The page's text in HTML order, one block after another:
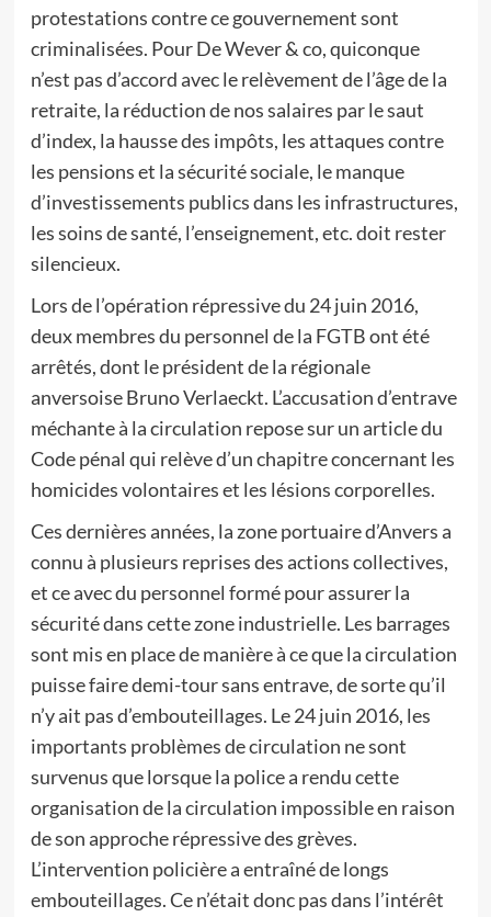
protestations contre ce gouvernement sont
criminalisées. Pour De Wever & co, quiconque
n’est pas d’accord avec le relèvement de l’âge de la
retraite, la réduction de nos salaires par le saut
d’index, la hausse des impôts, les attaques contre
les pensions et la sécurité sociale, le manque
d’investissements publics dans les infrastructures,
les soins de santé, l’enseignement, etc. doit rester
silencieux.
Lors de l’opération répressive du 24 juin 2016,
deux membres du personnel de la FGTB ont été
arrêtés, dont le président de la régionale
anversoise Bruno Verlaeckt. L’accusation d’entrave
méchante à la circulation repose sur un article du
Code pénal qui relève d’un chapitre concernant les
homicides volontaires et les lésions corporelles.
Ces dernières années, la zone portuaire d’Anvers a
connu à plusieurs reprises des actions collectives,
et ce avec du personnel formé pour assurer la
sécurité dans cette zone industrielle. Les barrages
sont mis en place de manière à ce que la circulation
puisse faire demi-tour sans entrave, de sorte qu’il
n’y ait pas d’embouteillages. Le 24 juin 2016, les
importants problèmes de circulation ne sont
survenus que lorsque la police a rendu cette
organisation de la circulation impossible en raison
de son approche répressive des grèves.
L’intervention policière a entraîné de longs
embouteillages. Ce n’était donc pas dans l’intérêt